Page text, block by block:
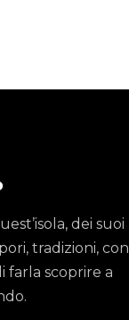
dei suoi
tradizioni, con
farla scoprire a